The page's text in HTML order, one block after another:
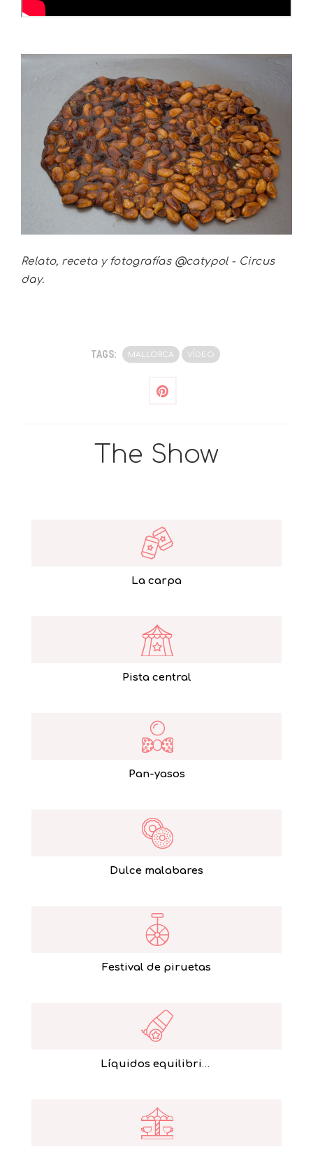
Relato, receta y fotografías @catypol - Circus
day.
TAGS: MALLORCA VÍDEO
The Show
La carpa
Pista central
Pan-yasos
Dulce malabares
Festival de piruetas
Líquidos equilibristas